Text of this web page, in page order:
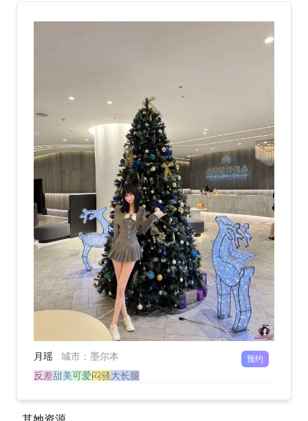
月瑶 城市 ： 墨尔本 预约
反差甜美可爱闷骚大长腿